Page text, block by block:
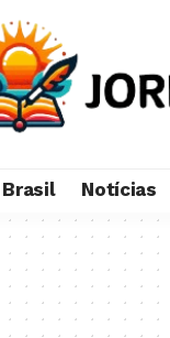
Brasil Notícias